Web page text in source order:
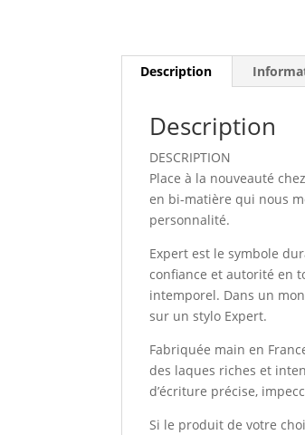
Description
Description
DESCRIPTION
Place à la nouveauté
en bi-matière qui nous
personnalité.
Expert est le symbole
confiance et autorité en
intemporel. Dans un
sur un stylo Expert.
Fabriquée main en
des laques riches et
d’écriture précise,
Si le produit de votre